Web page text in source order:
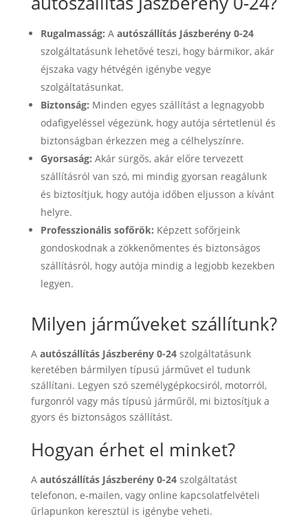
Rugalmasság: A autószállítás Jászberény 0-24
szolgáltatásunk lehetővé teszi, hogy bármikor, akár
éjszaka vagy hétvégén igénybe vegye
szolgáltatásunkat.
Biztonság: Minden egyes szállítást a legnagyobb
odafigyeléssel végezünk, hogy autója sértetlenül és
biztonságban érkezzen meg a célhelyszínre.
Gyorsaság: Akár sürgős, akár előre tervezett
szállításról van szó, mi mindig gyorsan reagálunk
és biztosítjuk, hogy autója időben eljusson a kívánt
helyre.
Professzionális sofőrök: Képzett sofőrjeink
gondoskodnak a zökkenőmentes és biztonságos
szállításról, hogy autója mindig a legjobb kezekben
legyen.
Milyen járműveket szállítunk?
A autószállítás Jászberény 0-24szolgáltatásunk
keretében bármilyen típusú járművet el tudunk
szállítani. Legyen szó személygépkocsiról, motorról,
furgonról vagy más típusú járműről, mi biztosítjuk a
gyors és biztonságos szállítást.
Hogyan érhet el minket?
A autószállítás Jászberény 0-24szolgáltatást
telefonon, e-mailen, vagy online kapcsolatfelvételi
űrlapunkon keresztül is igénybe veheti.